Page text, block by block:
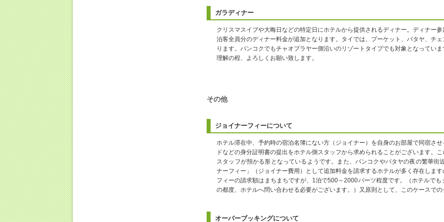
ガラディナー
クリスマスイブや大晦日などの特定日にホテルから提供されるディナー。ディナー
泊客全員分のディナー料金が追加となります。タイでは、プーケット、パタヤ、チ
ります。バンコクでもチャオプラヤー側沿いのリゾートタイプでも対象となってい
理解の程、よろしくお願い致します。
その他
ジョイナーフィーについて
ホテル滞在中、予約時の宿泊名簿にない方（ジョイナー）を自身のお部屋で同宿さ
ドなどの身分証明書の提出をホテル側スタッフから求められることがございます。
スタッフが預かる形となっているようです。また、バンコクやパタヤの夜の繁華
ナーフィー」（ジョイナー費用）として追加料金を請求するホテルが多く存在しま
フィーの請求額はまちまちですが、1泊で500～2000バーツ程度です。（ホテルで
の都度、ホテルへ問い合わせる必要がございます。）又原則として、このケースで
オーバーブッキングについて